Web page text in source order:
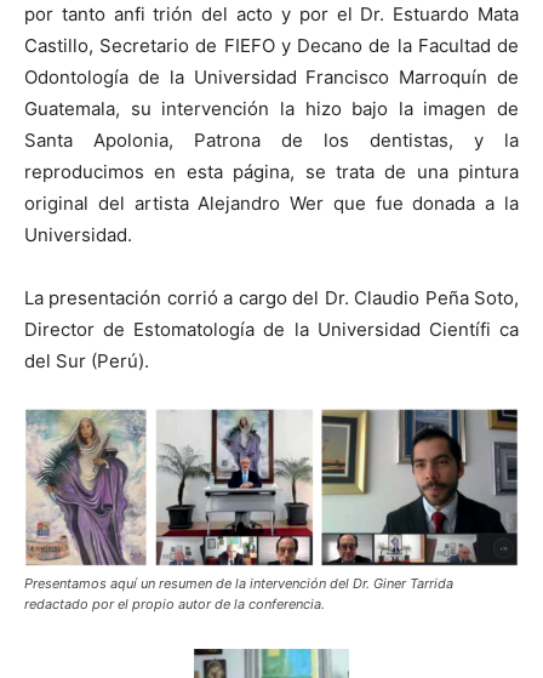
por tanto anfi trión del acto y por el Dr. Estuardo Mata
Castillo, Secretario de FIEFO y Decano de la Facultad de
Odontología de la Universidad Francisco Marroquín de
Guatemala, su intervención la hizo bajo la imagen de
Santa Apolonia, Patrona de los dentistas, y la
reproducimos en esta página, se trata de una pintura
original del artista Alejandro Wer que fue donada a la
Universidad.
La presentación corrió a cargo del Dr. Claudio Peña Soto,
Director de Estomatología de la Universidad Científi ca
del Sur (Perú).
Presentamos aquí un resumen de la intervención del Dr. Giner Tarrida
redactado por el propio autor de la conferencia.